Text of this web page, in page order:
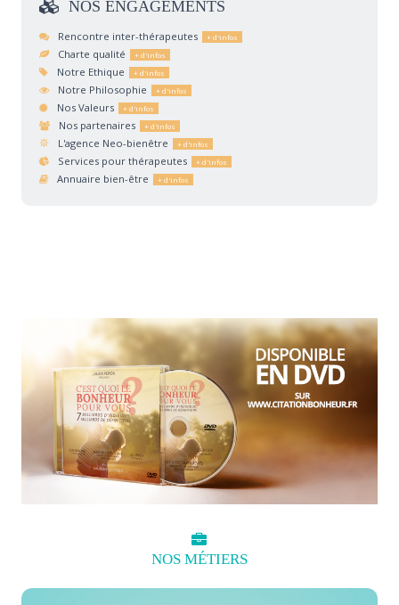
NOS ENGAGEMENTS
Rencontre inter-thérapeutes
Charte qualité
Notre Ethique
Notre Philosophie
Nos Valeurs
Nos partenaires
L'agence Neo-bienêtre
Services pour thérapeutes
Annuaire bien-être
NOS MÉTIERS